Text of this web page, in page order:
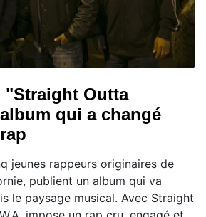
"Straight Outta
qui a changé
jeunes rappeurs originaires de
publient un album qui va
le paysage musical. Avec Straight